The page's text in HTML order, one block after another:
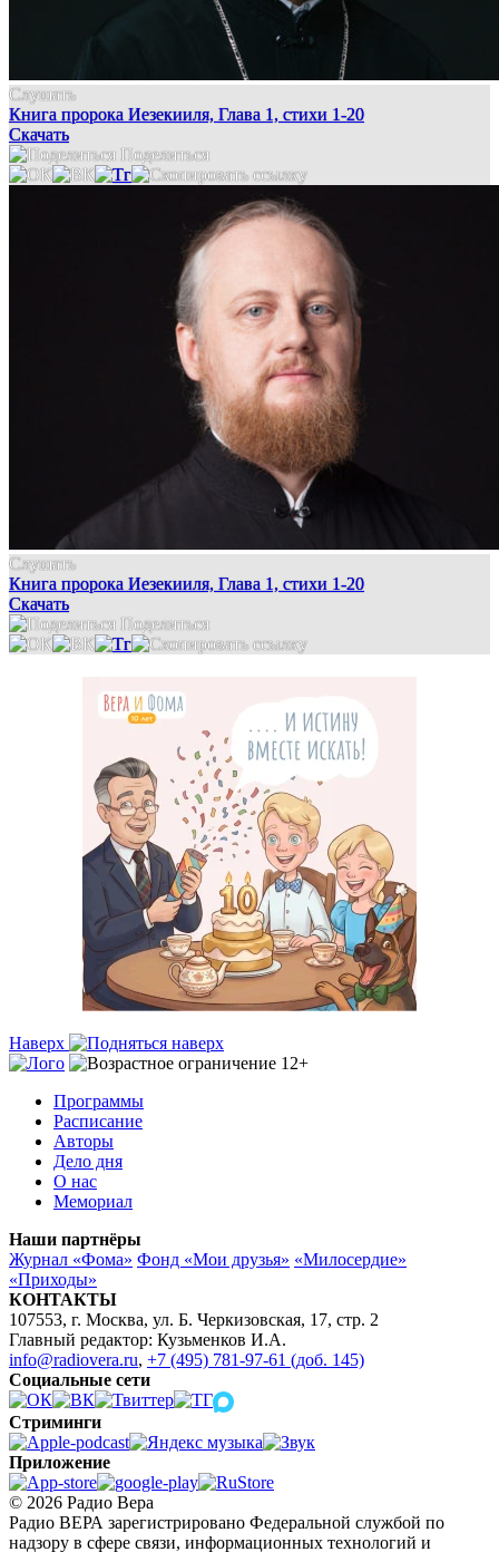
Слушать
Книга пророка Иезекииля, Глава 1, стихи 1-20
Скачать
Поделиться
Слушать
Книга пророка Иезекииля, Глава 1, стихи 1-20
Скачать
Поделиться
Наверх
Программы
Расписание
Авторы
Дело дня
О нас
Мемориал
Наши партнёры
Журнал «Фома» Фонд «Мои друзья» «Милосердие»
«Приходы»
КОНТАКТЫ
107553, г. Москва, ул. Б. Черкизовская, 17, стр. 2
Главный редактор: Кузьменков И.А.
info@radiovera.ru, +7 (495) 781-97-61 (доб. 145)
Социальные сети
Стриминги
Приложение
© 2026 Радио Вера
Радио ВЕРА зарегистрировано Федеральной службой по
надзору в сфере связи, информационных технологий и